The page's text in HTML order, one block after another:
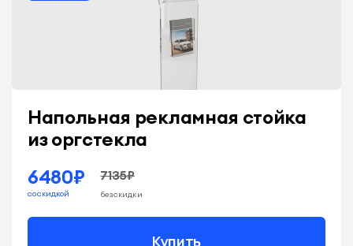
Напольная рекламная стойка
из оргстекла
6480₽
со скидкой
7135₽
без скидки
Купить